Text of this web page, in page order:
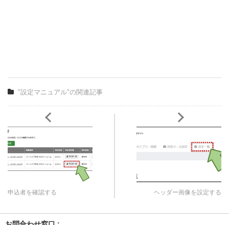
"設定マニュアル"の関連記事
申込者を確認する ヘッダー画像を設定する